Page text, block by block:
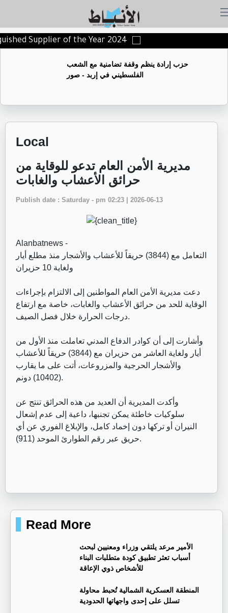
Supplier of the Year 2024
حزب إرادة ينظم وقفة تضامنية مع الشعب
الفلسطيني في إربد - صور
Local
مديرية الأمن العام تدعو للوقاية من
حرائق الأعشاب والغابات
Publish date : Saturday - pm 02:23 | 2026-06-13
Alanbatnews -
التعامل مع (3844) حريقاً للأعشاب والأشجار منذ مطلع أيار
ولغاية 10 حزيران
دعت مديرية الأمن العام المواطنين إلى الالتزام بإجراءات
الوقاية للحد من حرائق الأعشاب والغابات، خاصة مع ارتفاع
درجات الحرارة خلال فصل الصيف.
وأشارت إلى أن كوادر الدفاع المدني تعاملت منذ الأول من
أيار ولغاية العاشر من حزيران مع (3844) حريقاً للأعشاب
والأشجار الحرجية والمزروعات، أتت على ما يقارب
(10402) دونم.
وأكدت المديرية أن العديد من هذه الحرائق تنتج عن
سلوكيات خاطئة يمكن تجنبها، داعية إلى عدم إشعال
النيران أو تركها دون إخماد كامل، والإبلاغ الفوري عن أي
حريق عبر رقم الطوارئ الموحد (911).
Read More
الأمير مرعد يلتقي وزراء ومعنيين لبحث
أسباب تعثر تطبيق كودة متطلبات البناء
للأشخاص ذوي الإعاقة
المنطقة العسكرية الشمالية تُحبط محاولة
تسلل على إحدى واجهاتها الحدودية